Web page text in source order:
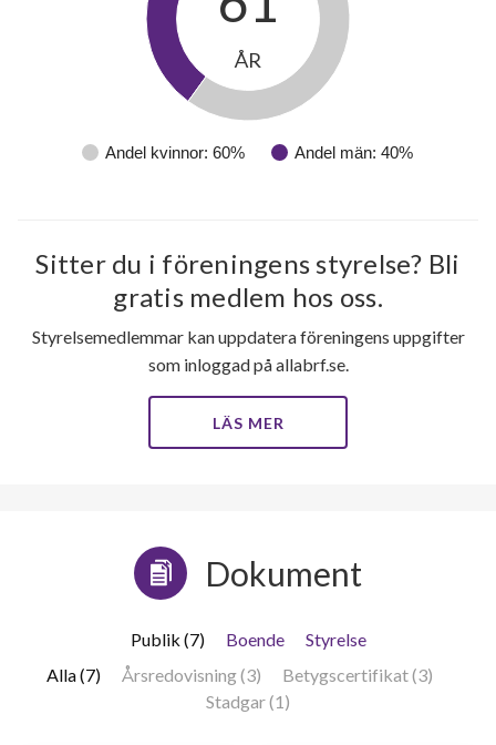
28
Andel kvinnor: 60% Andel män: 40%
ÅR
Sitter du i föreningens styrelse? Bli
gratis medlem hos oss.
Styrelsemedlemmar kan uppdatera föreningens uppgifter
som inloggad på allabrf.se.
LÄS MER
Dokument
Publik (7) Boende
Styrelse
Alla (7)
Årsredovisning (3)
Betygscertifikat (3)
Stadgar (1)